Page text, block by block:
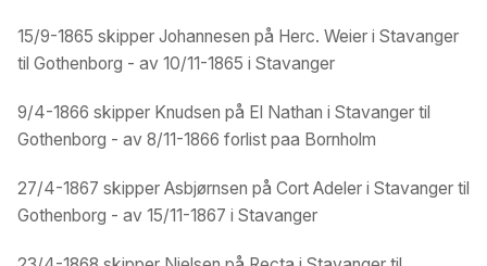
15/9-1865 skipper Johannesen på Herc. Weier i Stavanger
til Gothenborg - av 10/11-1865 i Stavanger
9/4-1866 skipper Knudsen på El Nathan i Stavanger til
Gothenborg - av 8/11-1866 forlist paa Bornholm
27/4-1867 skipper Asbjørnsen på Cort Adeler i Stavanger til
Gothenborg - av 15/11-1867 i Stavanger